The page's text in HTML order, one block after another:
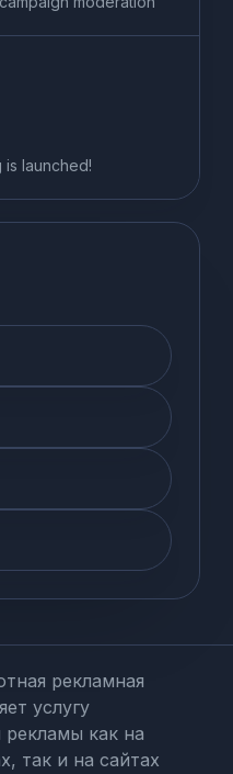
is launched!
рекламная
услугу
как на
так и на сайтах